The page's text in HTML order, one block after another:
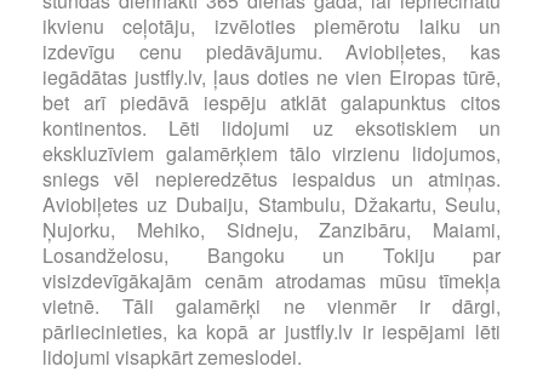
ikvienu ceļotāju, izvēloties piemērotu laiku un
izdevīgu cenu piedāvājumu. Aviobiļetes, kas
iegādātas justfly.lv, ļaus doties ne vien Eiropas tūrē,
bet arī piedāvā iespēju atklāt galapunktus citos
kontinentos. Lēti lidojumi uz eksotiskiem un
ekskluzīviem galamērķiem tālo virzienu lidojumos,
sniegs vēl nepieredzētus iespaidus un atmiņas.
Aviobiļetes uz Dubaiju, Stambulu, Džakartu, Seulu,
Ņujorku, Mehiko, Sidneju, Zanzibāru, Maiami,
Losandželosu, Bangoku un Tokiju par
visizdevīgākajām cenām atrodamas mūsu tīmekļa
vietnē. Tāli galamērķi ne vienmēr ir dārgi,
pārliecinieties, ka kopā ar justfly.lv ir iespējami lēti
lidojumi visapkārt zemeslodei.